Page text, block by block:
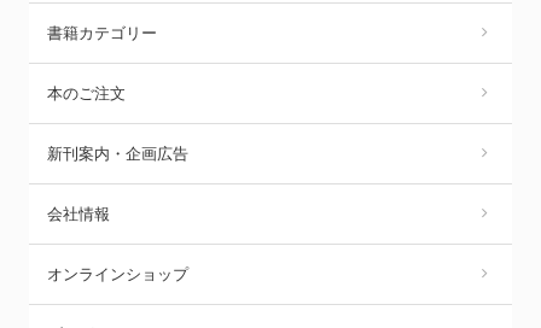
書籍カテゴリー
本のご注文
新刊案内・企画広告
会社情報
オンラインショップ